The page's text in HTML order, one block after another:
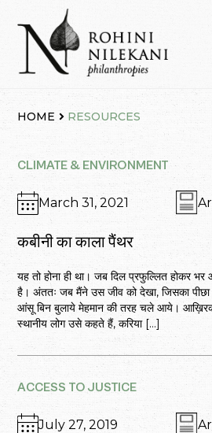
content
HOME RESOURCES
CLIMATE & ENVIRONMENT
March 31, 2021
कबीनी का काला पैंथर
यह तो होना ही था। जब दिल प्रफुल्लित होकर
है। अंततः जब मैंने उस जीव को देखा, जिसका पीछा
आंसू बिन बुलाये मेहमान की तरह चले आये।
स्थानीय लोग उसे कहते हैं, करिया […]
ACCESS TO JUSTICE
July 27, 2019